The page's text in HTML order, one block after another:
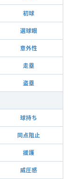
初球
選球眼
意外性
走塁
盗塁
球持ち
同点阻止
援護
威圧感